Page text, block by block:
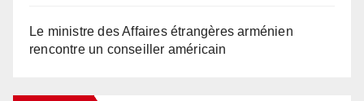
Le ministre des Affaires étrangères arménien
rencontre un conseiller américain